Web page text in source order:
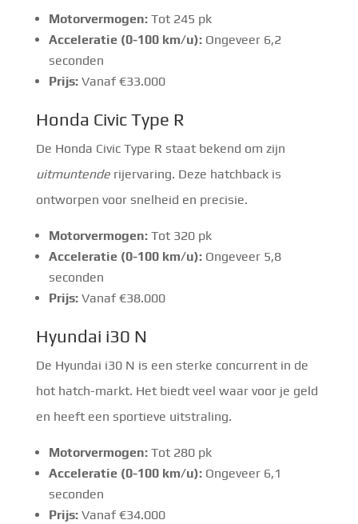
Motorvermogen:Tot 245 pk
Acceleratie (0-100 km/u):Ongeveer 6,2
seconden
Prijs:Vanaf €33.000
Honda Civic Type R
De Honda Civic Type R staat bekend om zijn
uitmuntenderijervaring. Deze hatchback is
ontworpen voor snelheid en precisie.
Motorvermogen:Tot 320 pk
Acceleratie (0-100 km/u):Ongeveer 5,8
seconden
Prijs:Vanaf €38.000
Hyundai i30 N
De Hyundai i30 N is een sterke concurrent in de
hot hatch-markt. Het biedt veel waar voor je geld
en heeft een sportieve uitstraling.
Motorvermogen:Tot 280 pk
Acceleratie (0-100 km/u):Ongeveer 6,1
seconden
Prijs:Vanaf €34.000